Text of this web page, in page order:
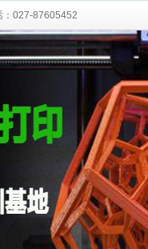
：027-87605452